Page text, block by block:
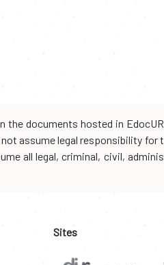
the documents hosted in
assume legal responsibility
all legal, criminal, civil,
Sites